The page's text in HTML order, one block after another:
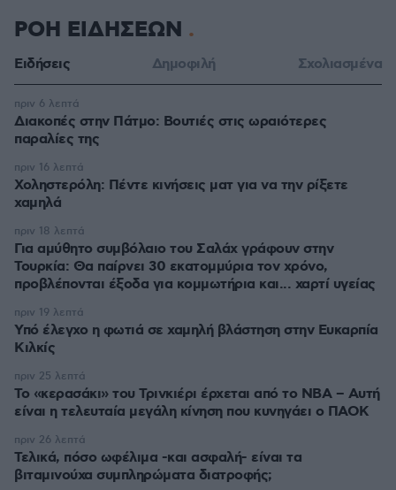
ΡΟΗ ΕΙΔΗΣΕΩΝ
Ειδήσεις Δημοφιλή Σχολιασμένα
Διακοπές στην Πάτμο: Βουτιές στις ωραιότερες
παραλίες της
πριν 6 λεπτά
Χοληστερόλη: Πέντε κινήσεις ματ για να την ρίξετε
χαμηλά
πριν 16 λεπτά
Για αμύθητο συμβόλαιο του Σαλάχ γράφουν στην
Τουρκία: Θα παίρνει 30 εκατομμύρια τον χρόνο,
προβλέπονται έξοδα για κομμωτήρια και... χαρτί υγείας
πριν 18 λεπτά
Υπό έλεγχο η φωτιά σε χαμηλή βλάστηση στην Ευκαρπία
Κιλκίς
πριν 19 λεπτά
Το «κερασάκι» του Τρινκιέρι έρχεται από το NBA – Αυτή
είναι η τελευταία μεγάλη κίνηση που κυνηγάει ο ΠΑΟΚ
πριν 25 λεπτά
Τελικά, πόσο ωφέλιμα -και ασφαλή- είναι τα
βιταμινούχα συμπληρώματα διατροφής;
πριν 26 λεπτά